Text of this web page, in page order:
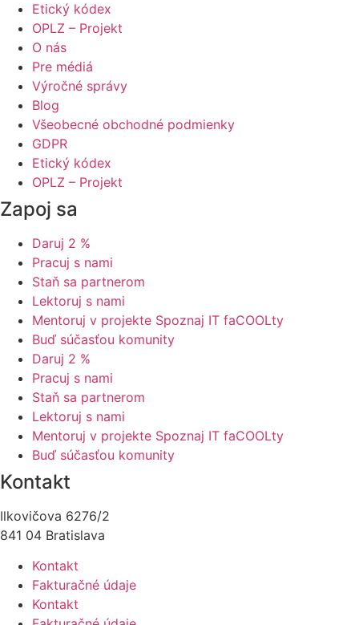
Etický kódex
OPLZ – Projekt
O nás
Pre médiá
Výročné správy
Blog
Všeobecné obchodné podmienky
GDPR
Etický kódex
OPLZ – Projekt
Zapoj sa
Daruj 2 %
Pracuj s nami
Staň sa partnerom
Lektoruj s nami
Mentoruj v projekte Spoznaj IT faCOOLty
Buď súčasťou komunity
Daruj 2 %
Pracuj s nami
Staň sa partnerom
Lektoruj s nami
Mentoruj v projekte Spoznaj IT faCOOLty
Buď súčasťou komunity
Kontakt
Ilkovičova 6276/2
841 04 Bratislava
Kontakt
Fakturačné údaje
Kontakt